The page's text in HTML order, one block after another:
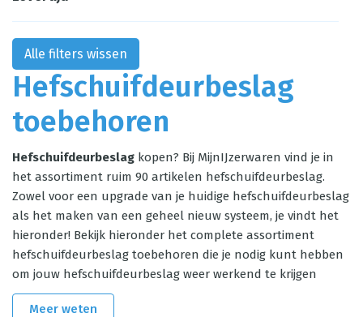
Hefschuifdeurbeslag
toebehoren
Hefschuifdeurbeslag kopen? Bij MijnIJzerwaren vind je in
het assortiment ruim 90 artikelen hefschuifdeurbeslag.
Zowel voor een upgrade van je huidige hefschuifdeurbeslag
als het maken van een geheel nieuw systeem, je vindt het
hieronder! Bekijk hieronder het complete assortiment
hefschuifdeurbeslag toebehoren die je nodig kunt hebben
om jouw hefschuifdeurbeslag weer werkend te krijgen
Meer weten
Alle filters wissen